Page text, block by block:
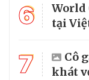
6
World
tại
7
Cô
khát